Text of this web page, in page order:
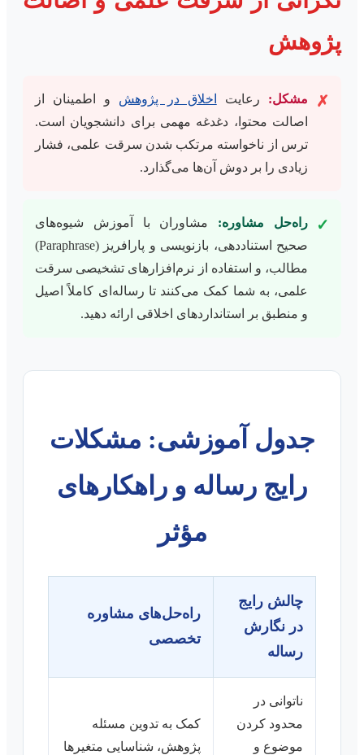
پژوهش
✗ مشکل: رعایت اخلاق در پژوهش و اطمینان از
اصالت محتوا، دغدغه مهمی برای دانشجویان است.
ترس از ناخواسته مرتکب شدن سرقت علمی، فشار
زیادی را بر دوش آن‌ها می‌گذارد.
✓ راه‌حل مشاوره: مشاوران با آموزش شیوه‌های
صحیح استناددهی، بازنویسی و پارافریز (Paraphrase)
مطالب، و استفاده از نرم‌افزارهای تشخیصی سرقت
علمی، به شما کمک می‌کنند تا رساله‌ای کاملاً اصیل
و منطبق بر استانداردهای اخلاقی ارائه دهید.
جدول آموزشی: مشکلات
رایج رساله و راهکارهای
مؤثر
چالش رایج
در نگارش
رساله
راه‌حل‌های مشاوره
تخصصی
ناتوانی در
محدود کردن
موضوع و
کمک به تدوین مسئله
پژوهش، شناسایی متغیرها